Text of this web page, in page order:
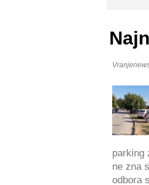
parking
ne zna
odbora